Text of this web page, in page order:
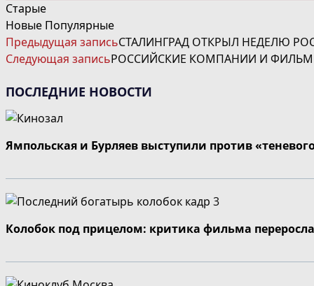
Старые
Новые Популярные
ЧИТАТЬ
ДАЛЕЕ
СТАТЬИ
Предыдущая записьСТАЛИНГРАД ОТКРЫЛ НЕДЕЛЮ
Следующая записьРОССИЙСКИЕ КОМПАНИИ И
ПОСЛЕДНИЕ НОВОСТИ
Ямпольская и Бурляев выступили против
Колобок под прицелом: критика фильма